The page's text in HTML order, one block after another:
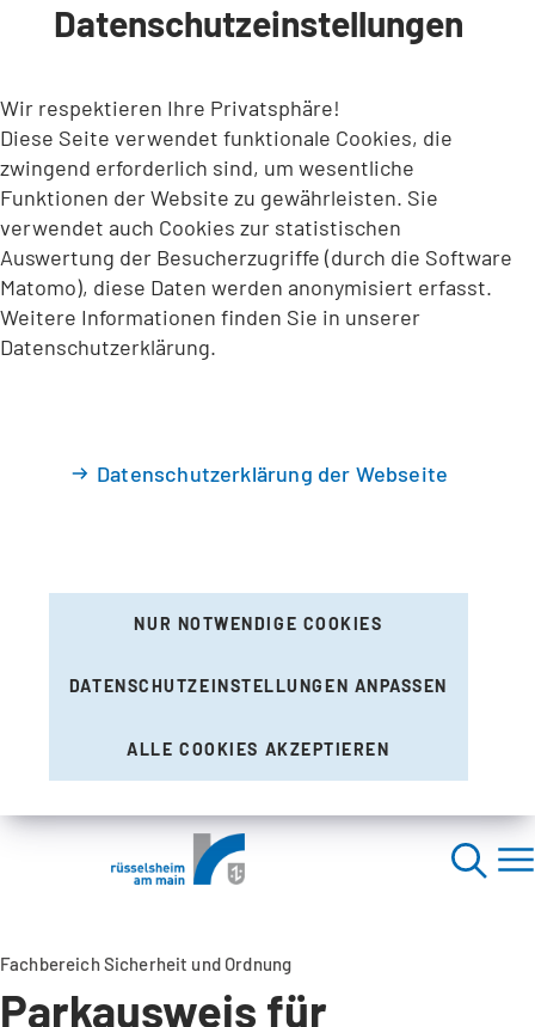
INHALT ANSPRINGEN
Datenschutzeinstellungen
Wir respektieren Ihre Privatsphäre!
Diese Seite verwendet funktionale Cookies, die
zwingend erforderlich sind, um wesentliche
Funktionen der Website zu gewährleisten. Sie
verwendet auch Cookies zur statistischen
Auswertung der Besucherzugriffe (durch die Software
Matomo), diese Daten werden anonymisiert erfasst.
Weitere Informationen finden Sie in unserer
Datenschutzerklärung.
Datenschutzerklärung der Webseite
NUR NOTWENDIGE COOKIES
DATENSCHUTZEINSTELLUNGEN ANPASSEN
ALLE COOKIES AKZEPTIEREN
Fachbereich Sicherheit und Ordnung
Parkausweis für